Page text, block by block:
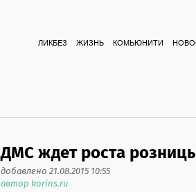
ЛИКБЕЗ ЖИЗНЬ КОМЬЮНИТИ
ДМС ждет роста
добавлено 21.08.2015 10:55
автор korins.ru